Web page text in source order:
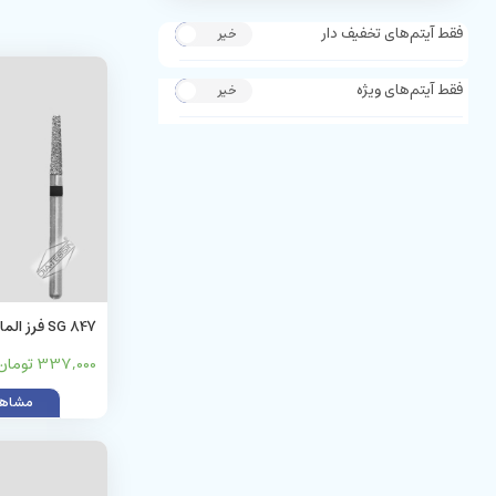
خیر فقط آیتم‌های تخفیف دار
خیر فقط آیتم‌های ویژه
تراش (super coarse)
337,000 تومان